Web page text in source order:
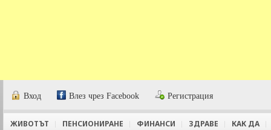
Вход Влез чрез Facebook Регистрация
ЖИВОТЪТ ПЕНСИОНИРАНЕ ФИНАНСИ ЗДРАВЕ КАК ДА